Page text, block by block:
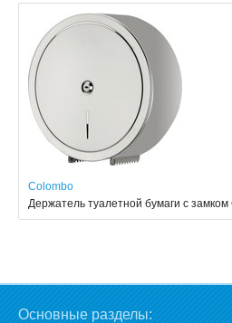
Colombo
Держатель туалетной бумаги с
Основные разделы: